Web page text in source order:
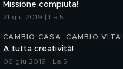
Missione compiuta!
21 giu 2019 | La 5
CAMBIO CASA, CAMBIO VITA!
A tutta creatività!
06 giu 2019 | La 5